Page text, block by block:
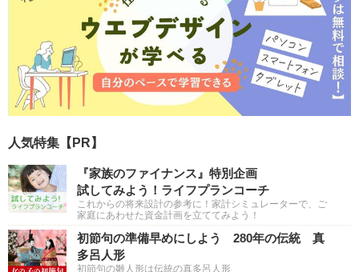
人気特集【PR】
『家族のファイナンス』特別企画
試してみよう！ライフプランコーチ
これからの将来設計の参考に！家計シミュレーターで、ご
家庭にあわせた資金計画を立ててみよう！
初節句の準備早めにしよう 280年の伝統 真
多呂人形
初節句の雛人形は伝統の真多呂人形